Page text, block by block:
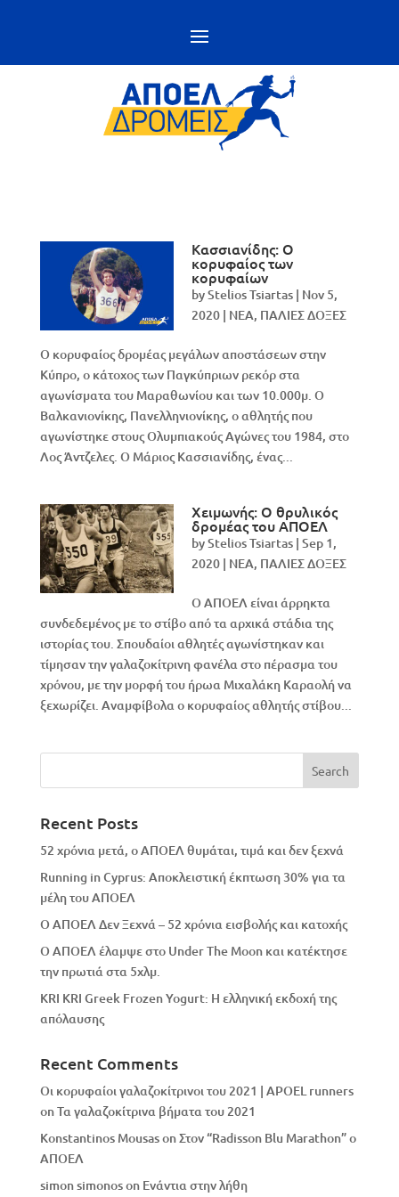
Κασσιανίδης: Ο
κορυφαίος των
κορυφαίων
byStelios Tsiartas| Nov 5,
2020| NEA, ΠΑΛΙΕΣ ΔΟΞΕΣ
Ο κορυφαίος δρομέας μεγάλων αποστάσεων στην
Κύπρο, ο κάτοχος των Παγκύπριων ρεκόρ στα
αγωνίσματα του Μαραθωνίου και των 10.000μ. Ο
Βαλκανιονίκης, Πανελληνιονίκης, ο αθλητής που
αγωνίστηκε στους Ολυμπιακούς Αγώνες του 1984, στο
Λος Άντζελες. Ο Μάριος Κασσιανίδης, ένας...
Χειμωνής: Ο θρυλικός
δρομέας του ΑΠΟΕΛ
byStelios Tsiartas| Sep 1,
2020| NEA, ΠΑΛΙΕΣ ΔΟΞΕΣ
Ο ΑΠΟΕΛ είναι άρρηκτα
συνδεδεμένος με το στίβο από τα αρχικά στάδια της
ιστορίας του. Σπουδαίοι αθλητές αγωνίστηκαν και
τίμησαν την γαλαζοκίτρινη φανέλα στο πέρασμα του
χρόνου, με την μορφή του ήρωα Μιχαλάκη Καραολή να
ξεχωρίζει. Αναμφίβολα ο κορυφαίος αθλητής στίβου...
Recent Posts
52 χρόνια μετά, ο ΑΠΟΕΛ θυμάται, τιμά και δεν ξεχνά
Running in Cyprus: Αποκλειστική έκπτωση 30% για τα
μέλη του ΑΠΟΕΛ
Ο ΑΠΟΕΛ Δεν Ξεχνά – 52 χρόνια εισβολής και κατοχής
Ο ΑΠΟΕΛ έλαμψε στο Under The Moon και κατέκτησε
την πρωτιά στα 5χλμ.
KRI KRI Greek Frozen Yogurt: Η ελληνική εκδοχή της
απόλαυσης
Recent Comments
Οι κορυφαίοι γαλαζοκίτρινοι του 2021 | APOEL runners
onΤα γαλαζοκίτρινα βήματα του 2021
Konstantinos MousasonΣτον “Radisson Blu Marathon” ο
ΑΠΟΕΛ
simon simonoson Eνάντια στην λήθη